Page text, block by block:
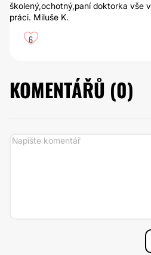
školený,ochotný,paní doktorka vše
práci. Miluše K.
6
KOMENTÁŘŮ (0)